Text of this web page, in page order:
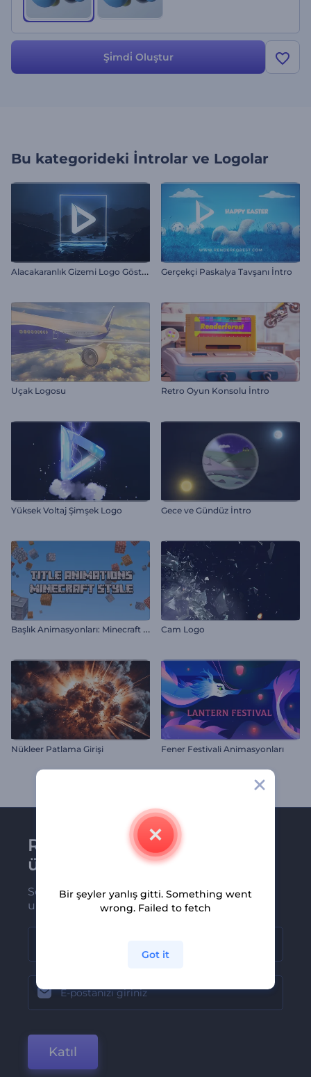
Şi̇mdi̇ Oluştur
Bu kategorideki İntrolar ve Logolar
A
lacakaranlık Gizemi Logo Gösterimi Gerçekçi Paskalya Tavşanı İntro
Uçak Logosu Retro Oyun Konsolu İntro
Yüksek Voltaj Şimşek Logo Gece ve Gündüz İntro
B
aşlık Animasyonları: Minecraft Tarzı Cam Logo
Nükleer Patlama Girişi Fener Festivali Animasyonları
Renderforest bültenine
üye olun
Son haber ve tekliflerimiz ilk olarak size
ulaşsın
Katıl
Bir şeyler yanlış gitti. Something went
wrong. Failed to fetch
Got it